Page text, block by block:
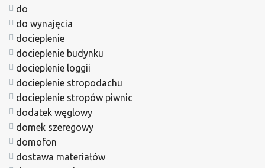
do
do wynajęcia
docieplenie
docieplenie budynku
docieplenie loggii
docieplenie stropodachu
docieplenie stropów piwnic
dodatek węglowy
domek szeregowy
domofon
dostawa materiałów